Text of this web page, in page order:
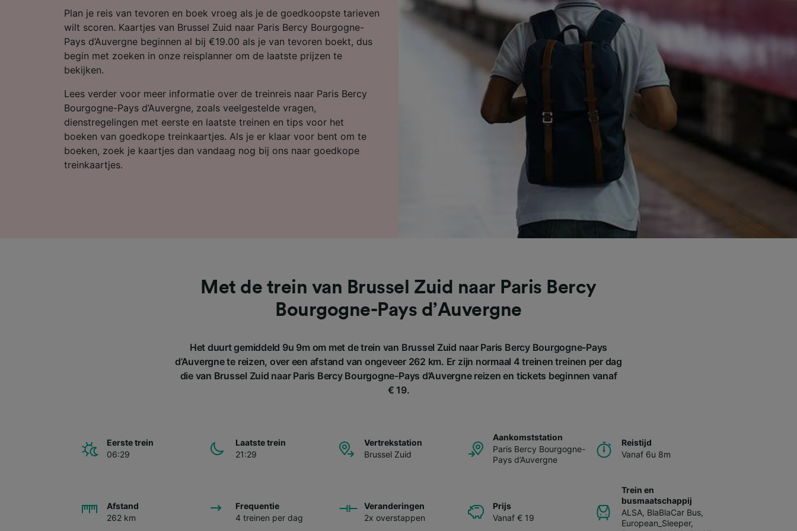
Plan je reis van tevoren en boek vroeg als je de goedkoopste tarieven
wilt scoren. Kaartjes van Brussel Zuid naar Paris Bercy Bourgogne-
Pays d’Auvergne beginnen al bij €19.00 als je van tevoren boekt, dus
begin met zoeken in onze reisplanner om de laatste prijzen te
bekijken.
Lees verder voor meer informatie over de treinreis naar Paris Bercy
Bourgogne-Pays d’Auvergne, zoals veelgestelde vragen,
dienstregelingen met eerste en laatste treinen en tips voor het
boeken van goedkope treinkaartjes. Als je er klaar voor bent om te
boeken, zoek je kaartjes dan vandaag nog bij ons naar goedkope
treinkaartjes.
Met de trein van Brussel Zuid naar Paris Bercy
Bourgogne-Pays d’Auvergne
Het duurt gemiddeld 9u 9m om met de trein van Brussel Zuid naar Paris Bercy Bourgogne-Pays
d’Auvergne te reizen, over een afstand van ongeveer 262 km. Er zijn normaal 4 treinen treinen per dag
die van Brussel Zuid naar Paris Bercy Bourgogne-Pays d’Auvergne reizen en tickets beginnen vanaf
€ 19.
Eerste trein
06:29
Laatste trein
21:29
Vertrekstation
Brussel Zuid
Aankomststation
Paris Bercy Bourgogne-
Pays d’Auvergne
Reistijd
Vanaf 6u 8m
Afstand
262 km
Frequentie
4 treinen per dag
Veranderingen
2x overstappen
Prijs
Vanaf € 19
Trein en
busmaatschappij
ALSA, BlaBlaCar Bus,
European_Sleeper,